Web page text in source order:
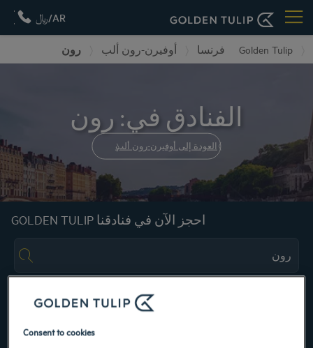
AR/﷼
Golden Tulip فرنسا أوفيرن-رون ألب رون
الفنادق في: رون
العودة إلى أوفيرن-رون ألب
احجز الآن في فنادقنا GOLDEN TULIP
Consent to cookies